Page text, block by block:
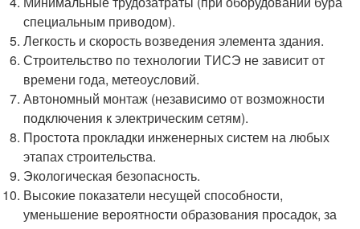
специальным приводом).
Легкость и скорость возведения элемента здания.
Строительство по технологии ТИСЭ не зависит от
времени года, метеоусловий.
Автономный монтаж (независимо от возможности
подключения к электрическим сетям).
Простота прокладки инженерных систем на любых
этапах строительства.
Экологическая безопасность.
Высокие показатели несущей способности,
уменьшение вероятности образования просадок, за